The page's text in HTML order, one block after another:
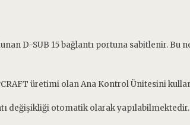
D-SUB 15 bağlantı portuna sabitlenir. Bu
üretimi olan Ana Kontrol Ünitesini
değişikliği otomatik olarak yapılabilmektedir.